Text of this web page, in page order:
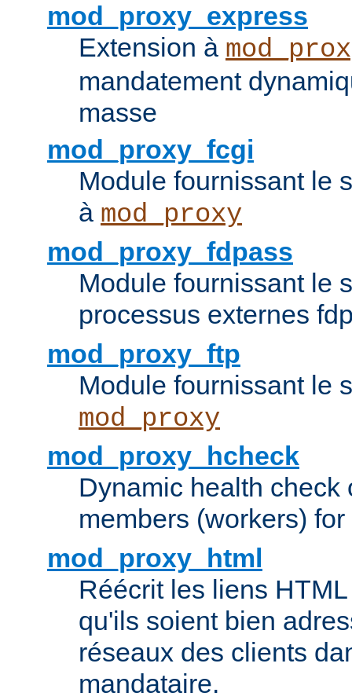
mod_proxy_express
Extension à
mandatement
masse
mod_proxy_fcgi
Module fournissant le
à mod_proxy
mod_proxy_fdpass
Module fournissant le
processus externes
mod_proxy_ftp
Module fournissant le
mod_proxy
mod_proxy_hcheck
Dynamic health check
members (workers) for
mod_proxy_html
Réécrit les liens
qu'ils soient bien
réseaux des clients
mandataire.